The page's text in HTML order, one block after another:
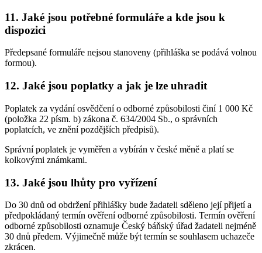
11. Jaké jsou potřebné formuláře a kde jsou k
dispozici
Předepsané formuláře nejsou stanoveny (přihláška se podává volnou
formou).
12. Jaké jsou poplatky a jak je lze uhradit
Poplatek za vydání osvědčení o odborné způsobilosti činí 1 000 Kč
(položka 22 písm. b) zákona č. 634/2004 Sb., o správních
poplatcích, ve znění pozdějších předpisů).
Správní poplatek je vyměřen a vybírán v české měně a platí se
kolkovými známkami.
13. Jaké jsou lhůty pro vyřízení
Do 30 dnů od obdržení přihlášky bude žadateli sděleno její přijetí a
předpokládaný termín ověření odborné způsobilosti. Termín ověření
odborné způsobilosti oznamuje Český báňský úřad žadateli nejméně
30 dnů předem. Výjimečně může být termín se souhlasem uchazeče
zkrácen.